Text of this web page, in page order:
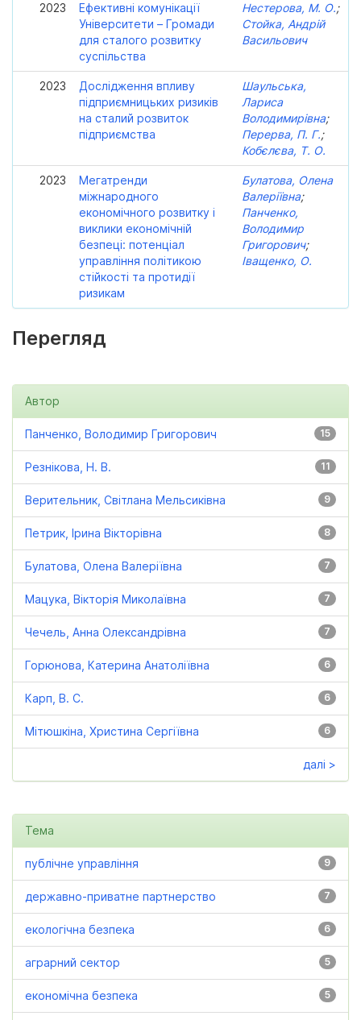
2023
Ефективні комунікації
Університети – Громади
для сталого розвитку
суспільства
Нестерова, М. О.;
Стойка, Андрій
Васильович
2023
Дослідження впливу
підприємницьких ризиків
на сталий розвиток
підприємства
Шаульська,
Лариса
Володимирівна;
Перерва, П. Г.;
Кобєлєва, Т. О.
2023
Мегатренди
міжнародного
економічного розвитку і
виклики економічній
безпеці: потенціал
управління політикою
стійкості та протидії
ризикам
Булатова, Олена
Валеріївна;
Панченко,
Володимир
Григорович;
Іващенко, О.
Перегляд
Автор
15
Панченко, Володимир Григорович
11
Резнікова, Н. В.
9
Верительник, Світлана Мельсиківна
8
Петрик, Ірина Вікторівна
7
Булатова, Олена Валеріївна
7
Мацука, Вікторія Миколаївна
7
Чечель, Анна Олександрівна
6
Горюнова, Катерина Анатоліївна
6
Карп, В. С.
6
Мітюшкіна, Христина Сергіївна
далі >
Тема
9
публічне управління
7
державно-приватне партнерство
6
екологічна безпека
5
аграрний сектор
5
економічна безпека